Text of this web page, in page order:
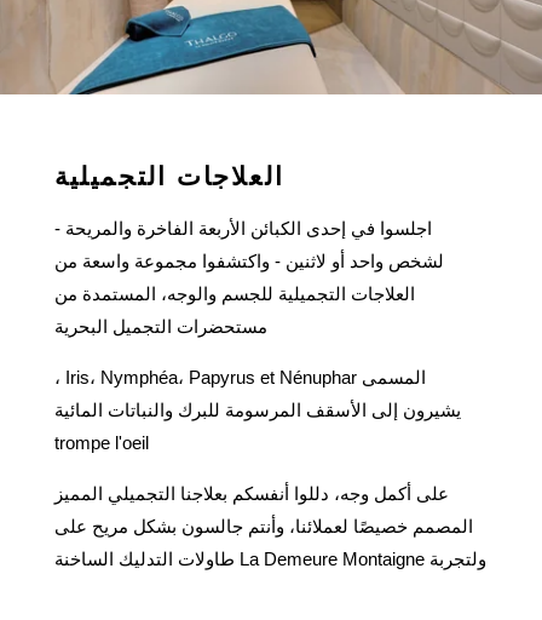
العلاجات التجميلية
اجلسوا في إحدى الكبائن الأربعة الفاخرة والمريحة -
لشخص واحد أو لاثنين - واكتشفوا مجموعة واسعة من
العلاجات التجميلية للجسم والوجه، المستمدة من
مستحضرات التجميل البحرية
المسمى Iris، Nymphéa، Papyrus et Nénuphar ،
يشيرون إلى الأسقف المرسومة للبرك والنباتات المائية
trompe l'oeil
على أكمل وجه، دللوا أنفسكم بعلاجنا التجميلي المميز
المصمم خصيصًا لعملائنا، وأنتم جالسون بشكل مريح على
طاولات التدليك الساخنة La Demeure Montaigne ولتجربة
الصفحة الرئيسية
فندقنا
مطعم وبار
حمام السباحة والمنتجع الصحي
الصور
اتصال
الحجز